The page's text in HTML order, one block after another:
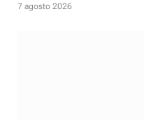
7 agosto 2026